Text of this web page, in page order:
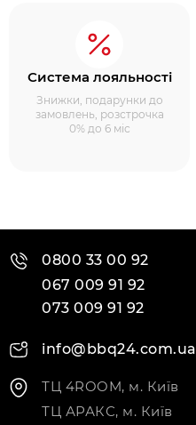
Система лояльності
Знижки, подарунки до
замовлень, розстрочка
0% до 6 міс
0800 33 00 92
067 009 91 92
073 009 91 92
info@bbq24.com.ua
ТЦ 4ROOM, м. Київ
ТЦ АРАКС, м. Київ